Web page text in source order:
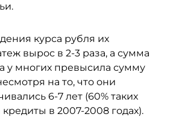
курса рубля их
вырос в 2-3 раза, а сумма
у многих превысила сумму
на то, что они
6-7 лет (60% таких
в 2007-2008 годах).